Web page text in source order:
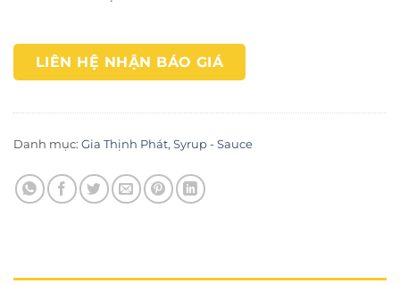
LIÊN HỆ NHẬN BÁO GIÁ
Danh mục: Gia Thịnh Phát, Syrup - Sauce